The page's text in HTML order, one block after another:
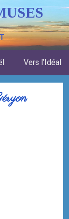
Vers l’Idéal